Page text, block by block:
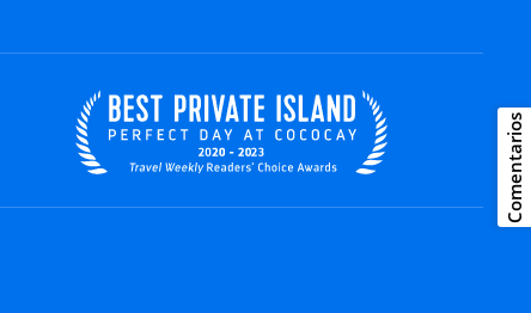
Comentarios